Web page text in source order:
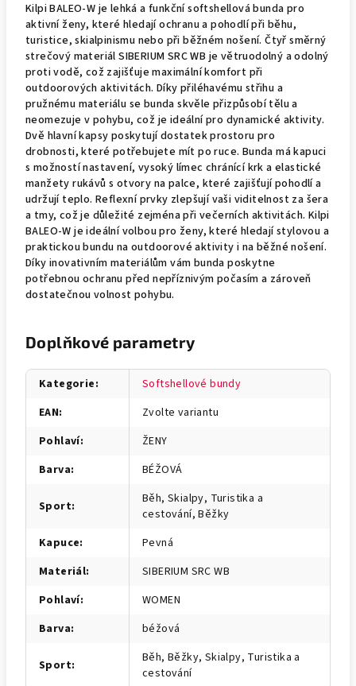
Kilpi BALEO-W je lehká a funkční softshellová bunda pro
aktivní ženy, které hledají ochranu a pohodlí při běhu,
turistice, skialpinismu nebo při běžném nošení. Čtyř směrný
strečový materiál SIBERIUM SRC WB je větruodolný a odolný
proti vodě, což zajišťuje maximální komfort při
outdoorových aktivitách. Díky přiléhavému střihu a
pružnému materiálu se bunda skvěle přizpůsobí tělu a
neomezuje v pohybu, což je ideální pro dynamické aktivity.
Dvě hlavní kapsy poskytují dostatek prostoru pro
drobnosti, které potřebujete mít po ruce. Bunda má kapuci
s možností nastavení, vysoký límec chránící krk a elastické
manžety rukávů s otvory na palce, které zajišťují pohodlí a
udržují teplo. Reflexní prvky zlepšují vaši viditelnost za šera
a tmy, což je důležité zejména při večerních aktivitách. Kilpi
BALEO-W je ideální volbou pro ženy, které hledají stylovou a
praktickou bundu na outdoorové aktivity i na běžné nošení.
Díky inovativním materiálům vám bunda poskytne
potřebnou ochranu před nepříznivým počasím a zároveň
dostatečnou volnost pohybu.
Doplňkové parametry
Kategorie:
Softshellové bundy
EAN:
Zvolte variantu
Pohlaví:
ŽENY
Barva: BÉŽOVÁ
Sport:
Běh, Skialpy, Turistika a
cestování, Běžky
Kapuce:
Pevná
Materiál:
SIBERIUM SRC WB
Pohlaví:
WOMEN
Barva: béžová
Sport:
Běh, Běžky, Skialpy, Turistika a
cestování